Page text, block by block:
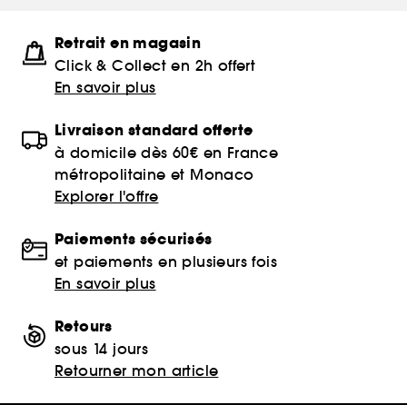
Retrait en magasin
Click & Collect en 2h offert
En savoir plus
Livraison standard offerte
à domicile dès 60€ en France
métropolitaine et Monaco
Explorer l'offre
Paiements sécurisés
et paiements en plusieurs fois
En savoir plus
Retours
sous 14 jours
Retourner mon article